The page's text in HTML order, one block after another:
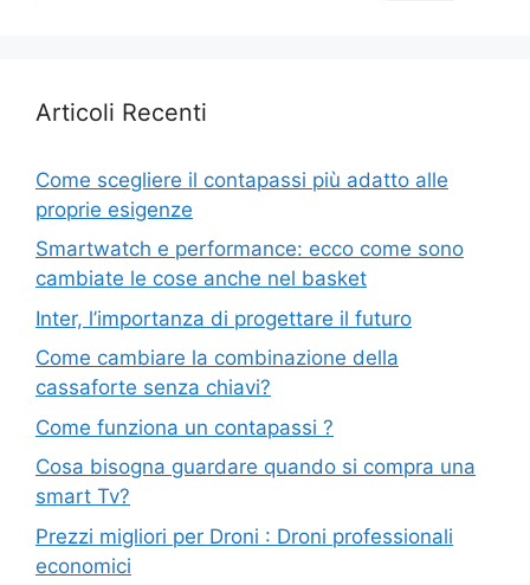
Articoli Recenti
Come scegliere il contapassi più adatto alle
proprie esigenze
Smartwatch e performance: ecco come sono
cambiate le cose anche nel basket
Inter, l’importanza di progettare il futuro
Come cambiare la combinazione della
cassaforte senza chiavi?
Come funziona un contapassi ?
Cosa bisogna guardare quando si compra una
smart Tv?
Prezzi migliori per Droni : Droni professionali
economici